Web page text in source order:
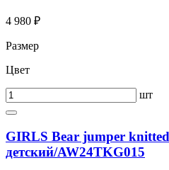
4 980 ₽
Размер
Цвет
шт
GIRLS Bear jumper
детский/AW24TKG015